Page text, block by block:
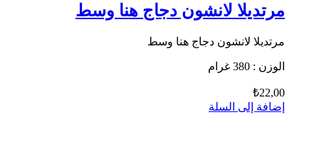
مرتديلا لانشون دجاج هنا وسط
مرتديلا لانشون دجاج هنا وسط
الوزن : 380 غرام
₺22,00
إضافة إلى السلة